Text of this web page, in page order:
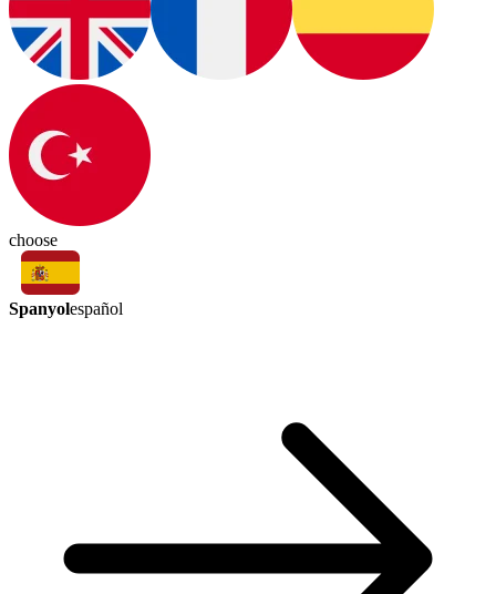
choose
Spanyolespañol